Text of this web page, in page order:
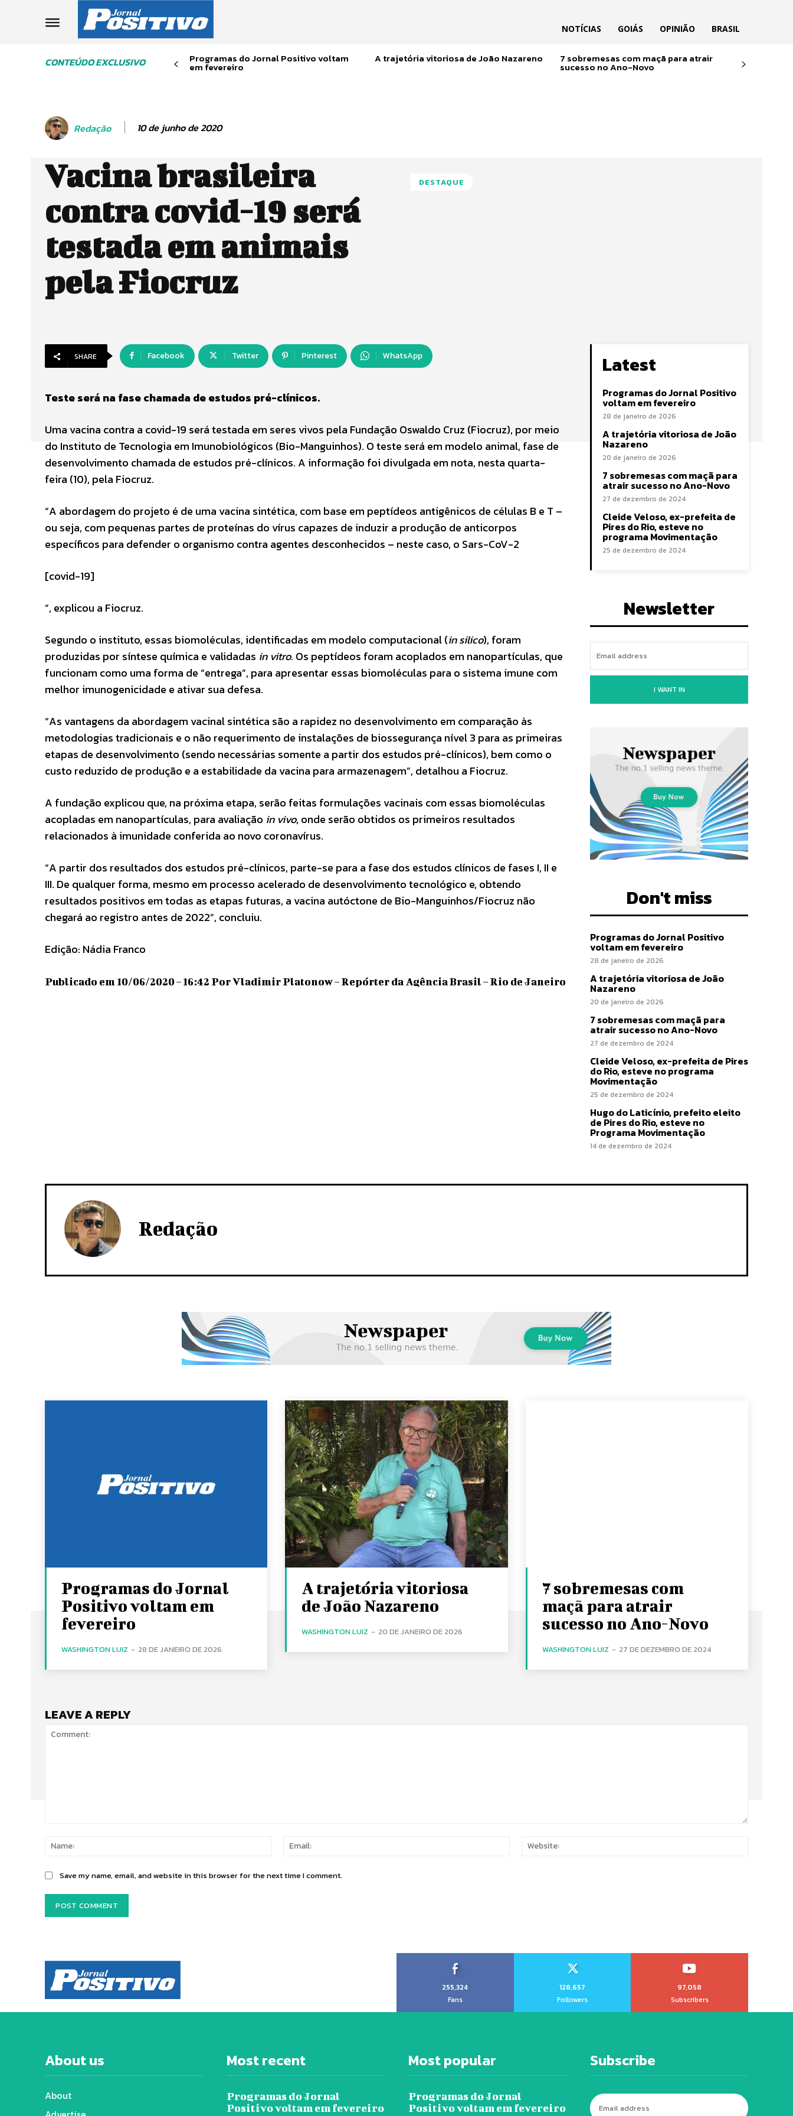
NOTÍCIAS GOIÁS OPINIÃO BRASIL
CONTEÚDO EXCLUSIVO Programas do Jornal Positivo voltam
em fevereiro
A trajetória vitoriosa de João Nazareno 7 sobremesas com maçã para atrair
sucesso no Ano-Novo
Redação 10 de junho de 2020
Vacina brasileira
contra covid-19 será
testada em animais
pela Fiocruz
DESTAQUE
SHARE Facebook Twitter Pinterest WhatsApp
Teste será na fase chamada de estudos pré-clínicos.
Uma vacina contra a covid-19 será testada em seres vivos pela Fundação Oswaldo Cruz (Fiocruz), por meio
do Instituto de Tecnologia em Imunobiológicos (Bio-Manguinhos). O teste será em modelo animal, fase de
desenvolvimento chamada de estudos pré-clínicos. A informação foi divulgada em nota, nesta quarta-
feira (10), pela Fiocruz.
“A abordagem do projeto é de uma vacina sintética, com base em peptídeos antigênicos de células B e T –
ou seja, com pequenas partes de proteínas do vírus capazes de induzir a produção de anticorpos
específicos para defender o organismo contra agentes desconhecidos – neste caso, o Sars-CoV-2
[covid-19]
”, explicou a Fiocruz.
Segundo o instituto, essas biomoléculas, identificadas em modelo computacional (in silico), foram
produzidas por síntese química e validadas in vitro. Os peptídeos foram acoplados em nanopartículas, que
funcionam como uma forma de “entrega”, para apresentar essas biomoléculas para o sistema imune com
melhor imunogenicidade e ativar sua defesa.
“As vantagens da abordagem vacinal sintética são a rapidez no desenvolvimento em comparação às
metodologias tradicionais e o não requerimento de instalações de biossegurança nível 3 para as primeiras
etapas de desenvolvimento (sendo necessárias somente a partir dos estudos pré-clínicos), bem como o
custo reduzido de produção e a estabilidade da vacina para armazenagem”, detalhou a Fiocruz.
A fundação explicou que, na próxima etapa, serão feitas formulações vacinais com essas biomoléculas
acopladas em nanopartículas, para avaliação in vivo, onde serão obtidos os primeiros resultados
relacionados à imunidade conferida ao novo coronavírus.
“A partir dos resultados dos estudos pré-clínicos, parte-se para a fase dos estudos clínicos de fases I, II e
III. De qualquer forma, mesmo em processo acelerado de desenvolvimento tecnológico e, obtendo
resultados positivos em todas as etapas futuras, a vacina autóctone de Bio-Manguinhos/Fiocruz não
chegará ao registro antes de 2022”, concluiu.
Edição: Nádia Franco
Publicado em 10/06/2020 – 16:42 Por Vladimir Platonow – Repórter da Agência Brasil – Rio de Janeiro
Latest
Programas do Jornal Positivo
voltam em fevereiro
28 de janeiro de 2026
A trajetória vitoriosa de João
Nazareno
20 de janeiro de 2026
7 sobremesas com maçã para
atrair sucesso no Ano-Novo
27 de dezembro de 2024
Cleide Veloso, ex-prefeita de
Pires do Rio, esteve no
programa Movimentação
25 de dezembro de 2024
Newsletter
I WANT IN
Don't miss
Programas do Jornal Positivo
voltam em fevereiro
28 de janeiro de 2026
A trajetória vitoriosa de João
Nazareno
20 de janeiro de 2026
7 sobremesas com maçã para
atrair sucesso no Ano-Novo
27 de dezembro de 2024
Cleide Veloso, ex-prefeita de Pires
do Rio, esteve no programa
Movimentação
25 de dezembro de 2024
Hugo do Laticínio, prefeito eleito
de Pires do Rio, esteve no
Programa Movimentação
14 de dezembro de 2024
Redação
Programas do Jornal
Positivo voltam em
fevereiro
WASHINGTON LUIZ - 28 DE JANEIRO DE 2026
A trajetória vitoriosa
de João Nazareno
WASHINGTON LUIZ - 20 DE JANEIRO DE 2026
7 sobremesas com
maçã para atrair
sucesso no Ano-Novo
WASHINGTON LUIZ - 27 DE DEZEMBRO DE 2024
LEAVE A REPLY
Name:
Email:
Save my name, email, and website in this browser for the next time I comment.
255,324
Fans
128,657
Followers
97,058
Subscribers
About us
About
Most recent
Programas do Jornal
Positivo voltam em fevereiro
Most popular
Programas do Jornal
Positivo voltam em fevereiro
Subscribe